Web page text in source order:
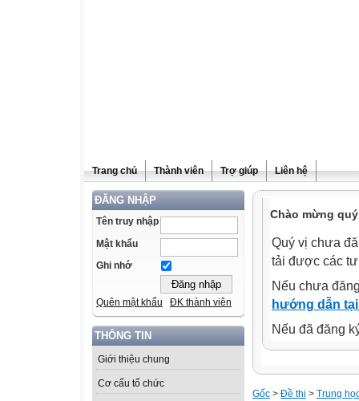
Trang chủ Thành viên Trợ giúp Liên hệ
ĐĂNG NHẬP
Tên truy nhập
Mật khẩu
Ghi nhớ
Quên mật khẩu ĐK thành viên
THÔNG TIN
Giới thiệu chung
Cơ cấu tổ chức
Chào mừng
Quý vị chưa
tải được các
Nếu chưa
hướng dẫn
Nếu đã đăng
Gốc > Đề thi > Trung